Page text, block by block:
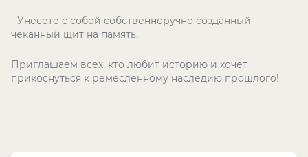
- Унесете с собой собственноручно созданный
чеканный щит на память.
Приглашаем всех, кто любит историю и хочет
прикоснуться к ремесленному наследию прошлого!